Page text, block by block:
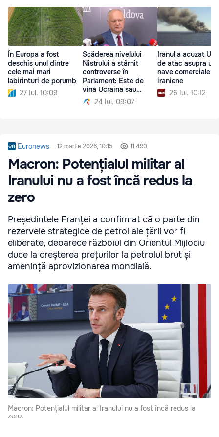
În Europa a fost
deschis unul dintre
cele mai mari
labirinturi de porumb
27 Iul. 10:09
Scăderea nivelului
Nistrului a stârnit
controverse în
Parlament: Este de
vină Ucraina sau
seceta?
24 Iul. 09:07
Iranul a acuzat
de atac asupra
nave comerciale
iraniene
26 Iul. 10:12
Euronews 12 martie 2026, 10:15 11 490
Macron: Potențialul militar al
Iranului nu a fost încă redus la
zero
Președintele Franței a confirmat că o parte din
rezervele strategice de petrol ale țării vor fi
eliberate, deoarece războiul din Orientul Mijlociu
duce la creșterea prețurilor la petrolul brut și
amenință aprovizionarea mondială.
Macron: Potențialul militar al Iranului nu a fost încă redus la
zero.